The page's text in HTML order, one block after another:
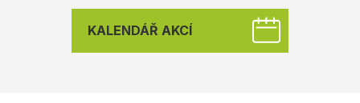
KALENDÁŘ AKCÍ